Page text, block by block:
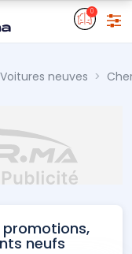
0
neuves
promotions,
neufs